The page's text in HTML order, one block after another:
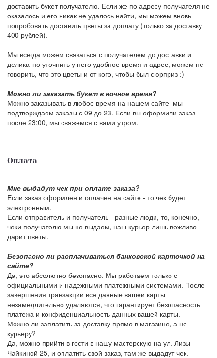
доставить букет получателю. Если же по адресу получателя не
оказалось и его никак не удалось найти, мы можем вновь
попробовать доставить цветы за доплату (только за доставку
400 рублей).
Мы всегда можем связаться с получателем до доставки и
деликатно уточнить у него удобное время и адрес, можем не
говорить, что это цветы и от кого, чтобы был сюрприз :)
Можно ли заказать букет в ночное время?
Можно заказывать в любое время на нашем сайте, мы
подтверждаем заказы с 09 до 23. Если вы оформили заказ
после 23:00, мы свяжемся с вами утром.
Оплата
Мне выдадут чек при оплате заказа?
Если заказ оформлен и оплачен на сайте - то чек будет
электронным.
Если отправитель и получатель - разные люди, то, конечно,
чеки получателю мы не выдаем, наш курьер лишь вежливо
дарит цветы.
Безопасно ли расплачиваться банковской карточкой на
сайте?
Да, это абсолютно безопасно. Мы работаем только с
официальными и надежными платежными системами. После
завершения транзакции все данные вашей карты
незамедлительно удаляются, что гарантирует безопасность
платежа и конфиденциальность данных вашей карты.
Можно ли заплатить за доставку прямо в магазине, а не
курьеру?
Да, можно прийти в гости в нашу мастерскую на ул. Лизы
Чайкиной 25, и оплатить свой заказ, там же выдадут чек.